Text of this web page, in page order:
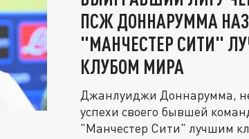
ПСЖ ДОННАРУММА
"МАНЧЕСТЕР СИТИ"
КЛУБОМ МИРА
Джанлуиджи Доннарумма,
успехи своего бывшей
"Манчестер Сити" лучшим